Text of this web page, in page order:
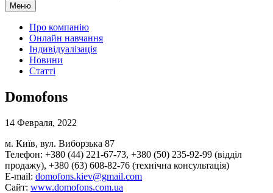
Меню
Про компанію
Онлайн навчання
Індивідуалізація
Новини
Статті
Domofons
14 Февраля, 2022
м. Київ, вул. Виборзька 87
Телефон: +380 (44) 221-67-73, +380 (50) 235-92-99 (відділ
продажу), +380 (63) 608-82-76 (технічна консультація)
E-mail: domofons.kiev@gmail.com
Сайт: www.domofons.com.ua